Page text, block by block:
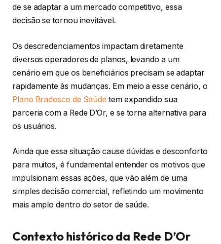
de se adaptar a um mercado competitivo, essa
decisão se tornou inevitável.
Os descredenciamentos impactam diretamente
diversos operadores de planos, levando a um
cenário em que os beneficiários precisam se adaptar
rapidamente às mudanças. Em meio a esse cenário, o
Plano Bradesco de Saúde tem expandido sua
parceria com a Rede D’Or, e se torna alternativa para
os usuários.
Ainda que essa situação cause dúvidas e desconforto
para muitos, é fundamental entender os motivos que
impulsionam essas ações, que vão além de uma
simples decisão comercial, refletindo um movimento
mais amplo dentro do setor de saúde.
Contexto histórico da Rede D’Or